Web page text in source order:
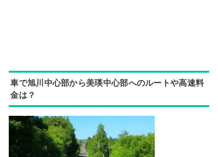
車で旭川中心部から美瑛中心部へのルートや高速料
金は？